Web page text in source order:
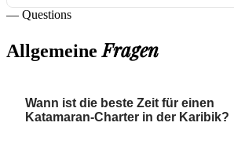
— Questions
AllgemeineFragen
Wann ist die beste Zeit für einen
Katamaran-Charter in der Karibik?